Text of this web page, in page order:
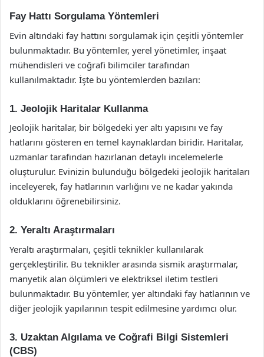
Fay Hattı Sorgulama Yöntemleri
Evin altındaki fay hattını sorgulamak için çeşitli yöntemler
bulunmaktadır. Bu yöntemler, yerel yönetimler, inşaat
mühendisleri ve coğrafi bilimciler tarafından
kullanılmaktadır. İşte bu yöntemlerden bazıları:
1. Jeolojik Haritalar Kullanma
Jeolojik haritalar, bir bölgedeki yer altı yapısını ve fay
hatlarını gösteren en temel kaynaklardan biridir. Haritalar,
uzmanlar tarafından hazırlanan detaylı incelemelerle
oluşturulur. Evinizin bulunduğu bölgedeki jeolojik haritaları
inceleyerek, fay hatlarının varlığını ve ne kadar yakında
olduklarını öğrenebilirsiniz.
2. Yeraltı Araştırmaları
Yeraltı araştırmaları, çeşitli teknikler kullanılarak
gerçekleştirilir. Bu teknikler arasında sismik araştırmalar,
manyetik alan ölçümleri ve elektriksel iletim testleri
bulunmaktadır. Bu yöntemler, yer altındaki fay hatlarının ve
diğer jeolojik yapılarının tespit edilmesine yardımcı olur.
3. Uzaktan Algılama ve Coğrafi Bilgi Sistemleri
(CBS)